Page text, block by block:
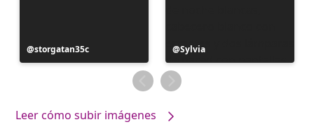
Publicación
realizada
storgatan35c
Publicación
realizada
por
Sylvia
Leer cómo subir imágenes